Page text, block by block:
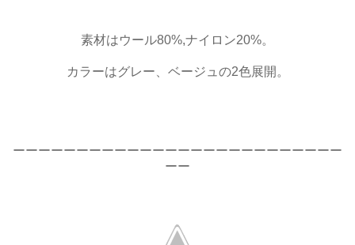
素材はウール80%,ナイロン20%。
カラーはグレー、ベージュの2色展開。
ーーーーーーーーーーーーーーーーーーーーーーーーーー
ーー